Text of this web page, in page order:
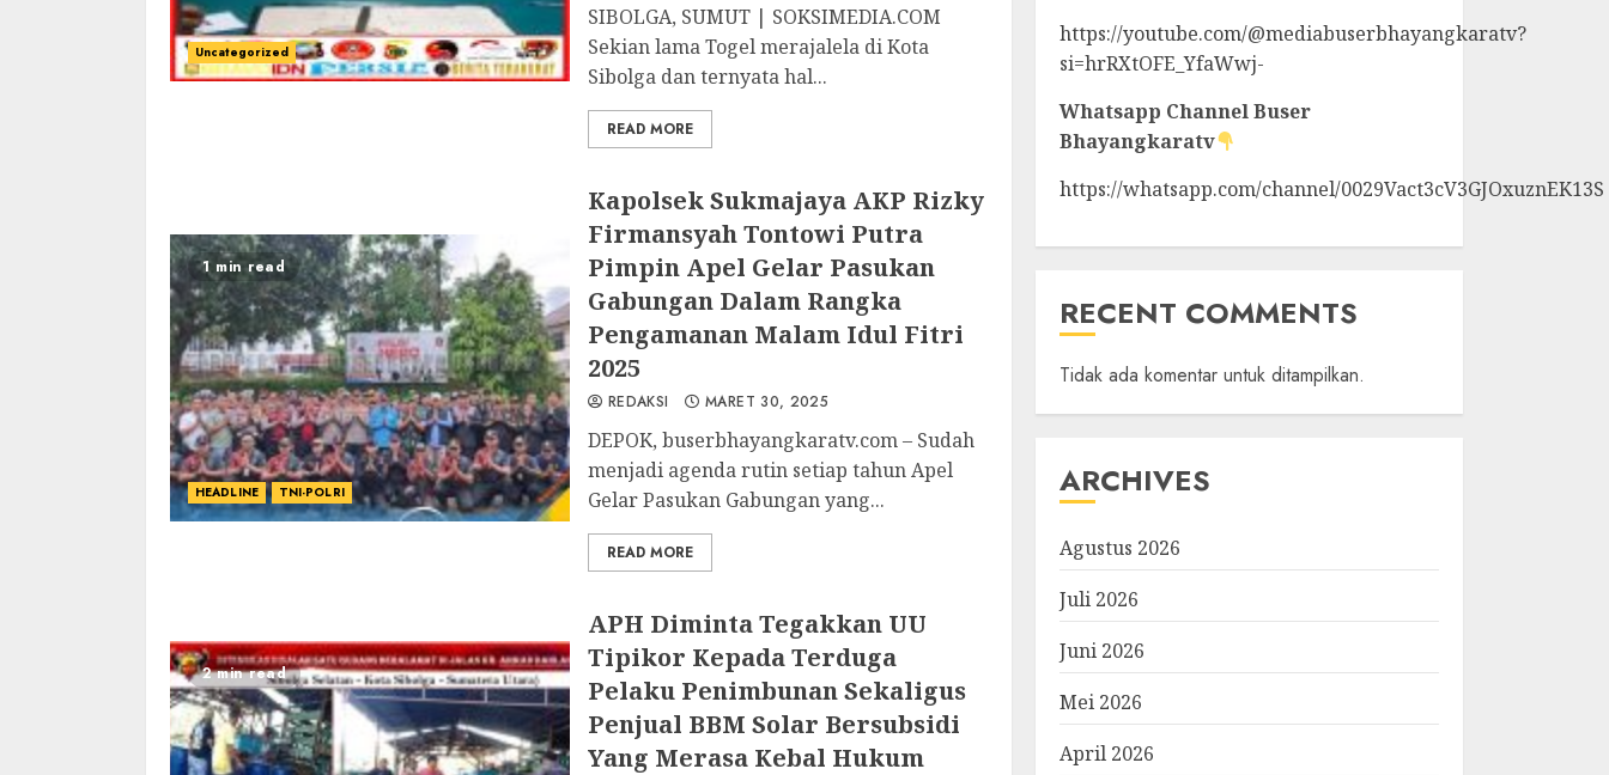
Uncategorized
SIBOLGA, SUMUT | SOKSIMEDIA.COM
Sekian lama Togel merajalela di Kota
Sibolga dan ternyata hal...
READ MORE
1 min read
HEADLINE TNI-POLRI
Kapolsek Sukmajaya AKP Rizky
Firmansyah Tontowi Putra
Pimpin Apel Gelar Pasukan
Gabungan Dalam Rangka
Pengamanan Malam Idul Fitri
2025
REDAKSI MARET 30, 2025
DEPOK, buserbhayangkaratv.com – Sudah
menjadi agenda rutin setiap tahun Apel
Gelar Pasukan Gabungan yang...
READ MORE
2 min read
APH Diminta Tegakkan UU
Tipikor Kepada Terduga
Pelaku Penimbunan Sekaligus
Penjual BBM Solar Bersubsidi
Yang Merasa Kebal Hukum
https://youtube.com/@mediabuserbhayangkaratv?
si=hrRXtOFE_YfaWwj-
Whatsapp ChannelBuser
Bhayangkaratv
https://whatsapp.com/channel/0029Vact3cV3GJOxuznEK13S
RECENT COMMENTS
Tidak ada komentar untuk ditampilkan.
ARCHIVES
Agustus 2026
Juli 2026
Juni 2026
Mei 2026
April 2026